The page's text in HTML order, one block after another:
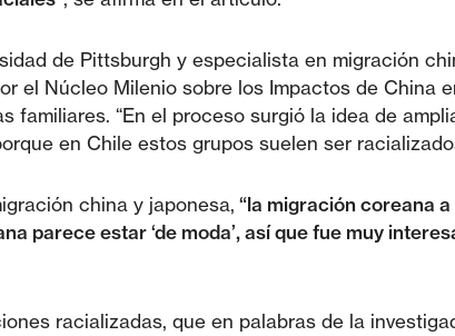
de Pittsburgh y especialista en migración
el Núcleo Milenio sobre los Impactos de China
“En el proceso surgió la idea de
en Chile estos grupos suelen ser racializados
china y japonesa, “la migración coreana
parece estar ‘de moda’, así que fue muy
racializadas, que en palabras de la